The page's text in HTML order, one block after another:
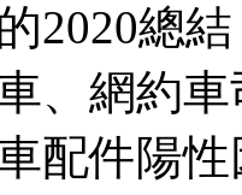
2020總
、網約
配件陽